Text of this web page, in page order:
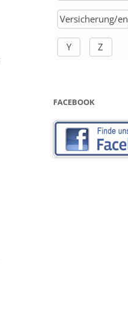
Versicherung/en
Y Z
FACEBOOK